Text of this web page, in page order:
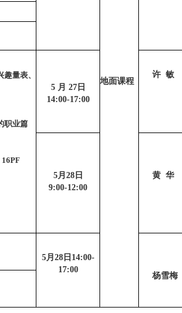
地面课程
量表、
职业篇
5 月 27日
14:00-17:00
许 敏
5月28日
9:00-12:00
黄 华
5月28日14:00-
17:00
杨雪梅